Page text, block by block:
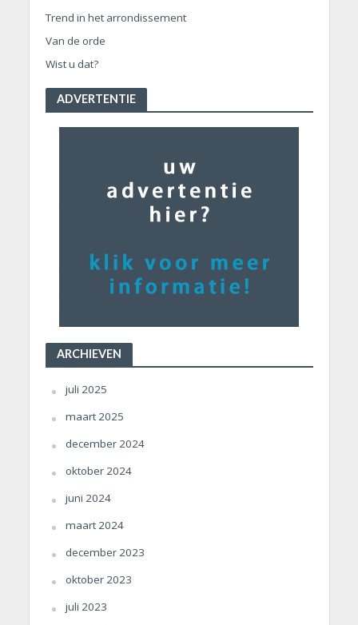
Trend in het arrondissement
Van de orde
Wist u dat?
ADVERTENTIE
ARCHIEVEN
juli 2025
maart 2025
december 2024
oktober 2024
juni 2024
maart 2024
december 2023
oktober 2023
juli 2023